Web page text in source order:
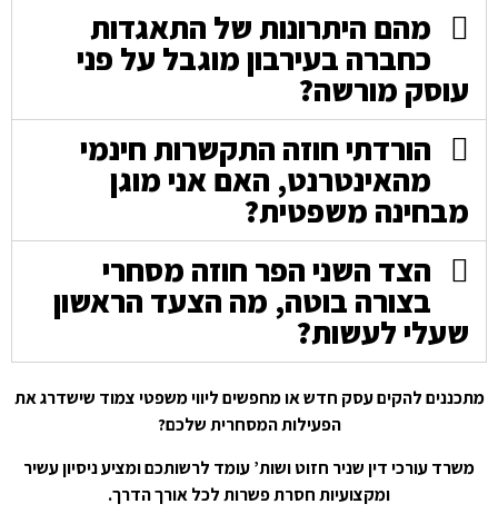
מהם היתרונות של התאגדות
כחברה בעירבון מוגבל על פני
עוסק מורשה?
הורדתי חוזה התקשרות חינמי
מהאינטרנט, האם אני מוגן
מבחינה משפטית?
הצד השני הפר חוזה מסחרי
בצורה בוטה, מה הצעד הראשון
שעלי לעשות?
מתכננים להקים עסק חדש או מחפשים ליווי משפטי צמוד שישדרג את
הפעילות המסחרית שלכם?
משרד עורכי דין שניר חזוט ושות’ עומד לרשותכם ומציע ניסיון עשיר
ומקצועיות חסרת פשרות לכל אורך הדרך.